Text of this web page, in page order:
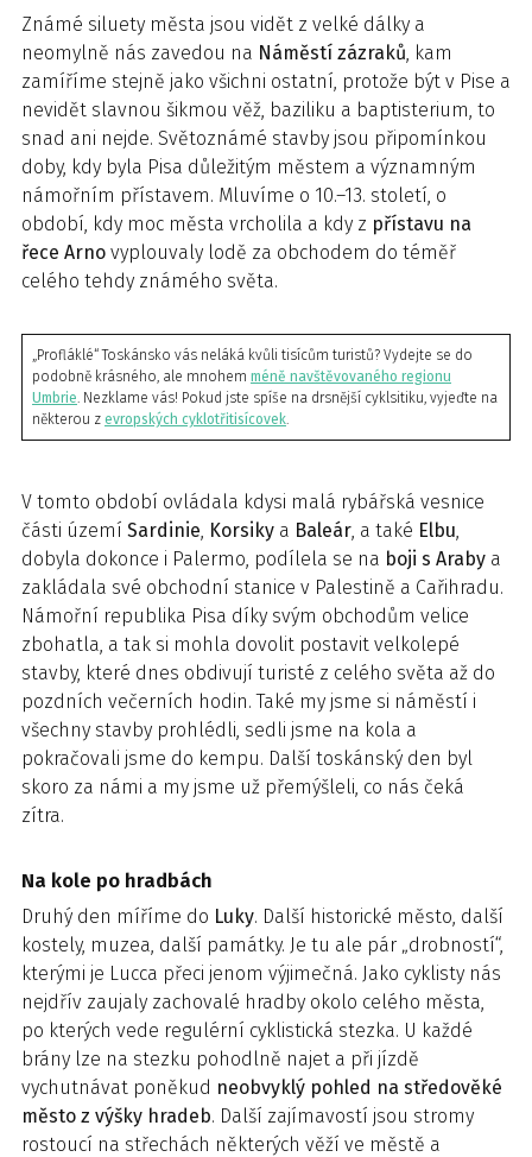
Známé siluety města jsou vidět z velké dálky a
neomylně nás zavedou na Náměstí zázraků, kam
zamíříme stejně jako všichni ostatní, protože být v Pise a
nevidět slavnou šikmou věž, baziliku a baptisterium, to
snad ani nejde. Světoznámé stavby jsou připomínkou
doby, kdy byla Pisa důležitým městem a významným
námořním přístavem. Mluvíme o 10.–13. století, o
období, kdy moc města vrcholila a kdy z přístavu na
řece Arno vyplouvaly lodě za obchodem do téměř
celého tehdy známého světa.
„Profláklé“ Toskánsko vás neláká kvůli tisícům turistů? Vydejte se do
podobně krásného, ale mnohem méně navštěvovaného regionu
Umbrie. Nezklame vás! Pokud jste spíše na drsnější cyklsitiku, vyjeďte na
některou z evropských cyklotřitisícovek.
V tomto období ovládala kdysi malá rybářská vesnice
části území Sardinie, Korsiky a Baleár, a také Elbu,
dobyla dokonce i Palermo, podílela se na boji s Araby a
zakládala své obchodní stanice v Palestině a Cařihradu.
Námořní republika Pisa díky svým obchodům velice
zbohatla, a tak si mohla dovolit postavit velkolepé
stavby, které dnes obdivují turisté z celého světa až do
pozdních večerních hodin. Také my jsme si náměstí i
všechny stavby prohlédli, sedli jsme na kola a
pokračovali jsme do kempu. Další toskánský den byl
skoro za námi a my jsme už přemýšleli, co nás čeká
zítra.
Na kole po hradbách
Druhý den míříme do Luky. Další historické město, další
kostely, muzea, další památky. Je tu ale pár „drobností“,
kterými je Lucca přeci jenom výjimečná. Jako cyklisty nás
nejdřív zaujaly zachovalé hradby okolo celého města,
po kterých vede regulérní cyklistická stezka. U každé
brány lze na stezku pohodlně najet a při jízdě
vychutnávat poněkud neobvyklý pohled na středověké
město z výšky hradeb. Další zajímavostí jsou stromy
rostoucí na střechách některých věží ve městě a